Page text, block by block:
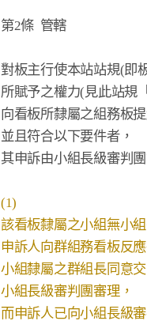
第2條  管轄
對板主行使本站站規(即
所賦予之權力(見此站規
向看板所隸屬之組務板提
並且符合以下要件者，
其申訴由小組長級審判團
(1)
該看板隸屬之小組無小組
申訴人向群組務看板反應
小組隸屬之群組長同意
小組長級審判團審理，
而申訴人已向小組長級